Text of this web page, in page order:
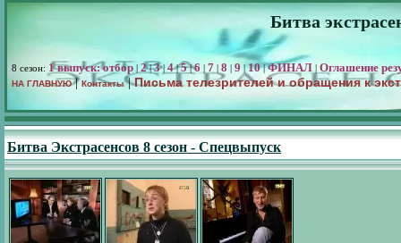
Битва
8 сезон: 1 выпуск: отбор | 2|3| 4|5|6 | 7 | 8 | 9|10|ФИНАЛ | Оглашение
НА ГЛАВНУЮ|Контакты|Письма телезрителей и обращения к
Битва Экстрасенсов 8 сезон - Спецвыпуск